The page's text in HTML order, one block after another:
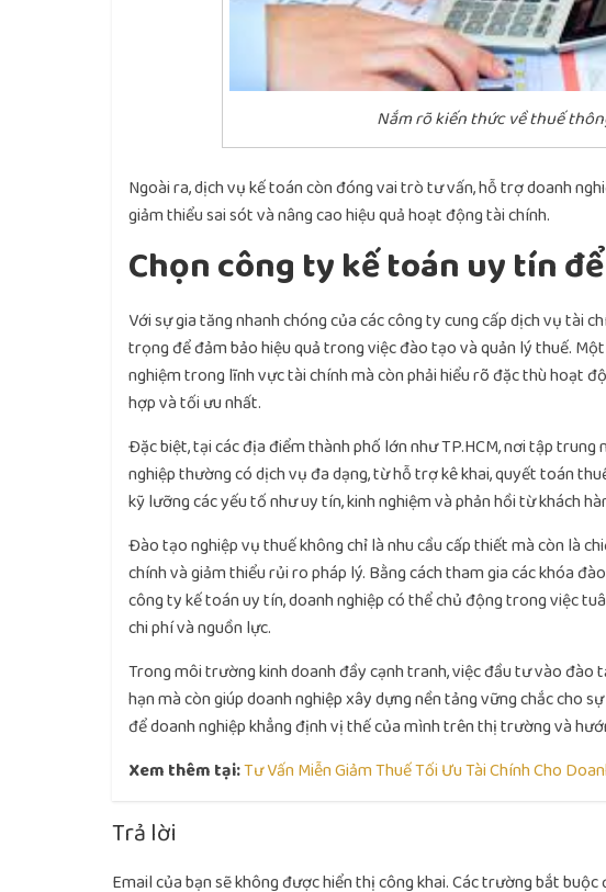
Nắm rõ kiến thức về thuế
Ngoài ra, dịch vụ kế toán còn đóng vai trò tư vấn, hỗ trợ doanh
giảm thiểu sai sót và nâng cao hiệu quả hoạt động tài chính.
Chọn công ty kế toán uy tín
Với sự gia tăng nhanh chóng của các công ty cung cấp dịch vụ tài
trọng để đảm bảo hiệu quả trong việc đào tạo và quản lý thuế.
nghiệm trong lĩnh vực tài chính mà còn phải hiểu rõ đặc thù hoạt
hợp và tối ưu nhất.
Đặc biệt, tại các địa điểm thành phố lớn như TP.HCM, nơi tập trung
nghiệp thường có dịch vụ đa dạng, từ hỗ trợ kê khai, quyết toán
kỹ lưỡng các yếu tố như uy tín, kinh nghiệm và phản hồi từ khách
Đào tạo nghiệp vụ thuế không chỉ là nhu cầu cấp thiết mà còn là
chính và giảm thiểu rủi ro pháp lý. Bằng cách tham gia các khóa
công ty kế toán uy tín, doanh nghiệp có thể chủ động trong việc
chi phí và nguồn lực.
Trong môi trường kinh doanh đầy cạnh tranh, việc đầu tư vào đào
hạn mà còn giúp doanh nghiệp xây dựng nền tảng vững chắc cho
để doanh nghiệp khẳng định vị thế của mình trên thị trường và
Xem thêm tại:Tư Vấn Miễn Giảm Thuế Tối Ưu Tài Chính Cho
Trả lời
Email của bạn sẽ không được hiển thị công khai.Các trường bắt buộc